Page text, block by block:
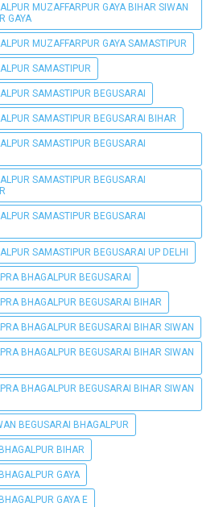
MUZAFFARPUR GAYA BIHAR SIWAN
GAYA
MUZAFFARPUR GAYA SAMASTIPUR
SAMASTIPUR
SAMASTIPUR BEGUSARAI
SAMASTIPUR BEGUSARAI BIHAR
SAMASTIPUR BEGUSARAI
SAMASTIPUR BEGUSARAI
SAMASTIPUR BEGUSARAI
SAMASTIPUR BEGUSARAI UP DELHI
BHAGALPUR BEGUSARAI
BHAGALPUR BEGUSARAI BIHAR
BHAGALPUR BEGUSARAI BIHAR SIWAN
BHAGALPUR BEGUSARAI BIHAR SIWAN
BHAGALPUR BEGUSARAI BIHAR SIWAN
BEGUSARAI BHAGALPUR
BIHAR
GAYA
GAYA E